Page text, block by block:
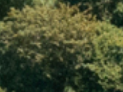
Surf
SUP
Svømning og Livredning